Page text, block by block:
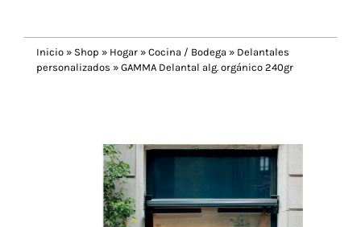
Tazas y botellas
Inicio » Shop » Hogar » Cocina / Bodega » Delantales
personalizados » GAMMA Delantal alg. orgánico 240gr